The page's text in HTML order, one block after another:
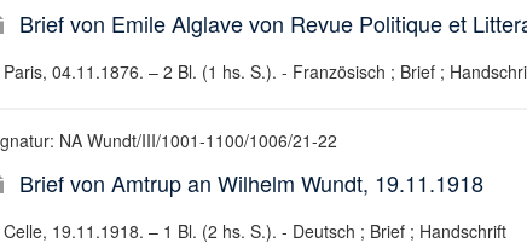
Brief von Emile Alglave von Revue Politique et
Paris, 04.11.1876. – 2 Bl. (1 hs. S.). - Französisch ; Brief ;
NA Wundt/III/1001-1100/1006/21-22
Brief von Amtrup an Wilhelm Wundt, 19.11.1918
Celle, 19.11.1918. – 1 Bl. (2 hs. S.). - Deutsch ; Brief ; Handschrift